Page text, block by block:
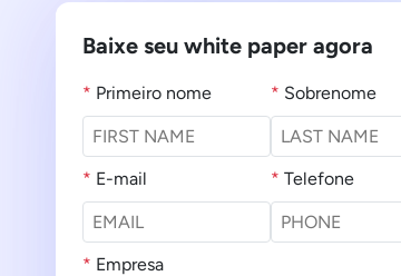
Baixe seu white paper agora
* Primeiro nome * Sobrenome
* E-mail * Telefone
* Empresa